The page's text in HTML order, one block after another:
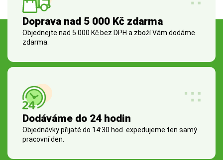
Doprava nad 5 000 Kč zdarma
Objednejte nad 5 000 Kč bez DPH a zboží Vám dodáme
zdarma.
Dodáváme do 24 hodin
Objednávky přijaté do 14:30 hod. expedujeme ten samý
pracovní den.